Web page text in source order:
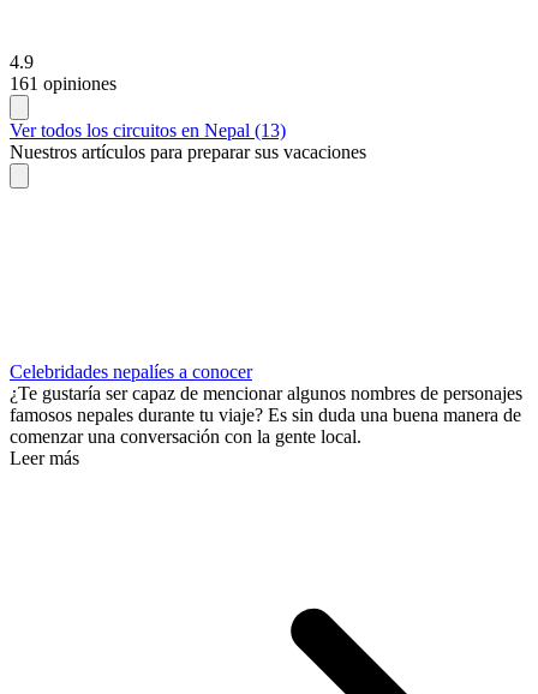
4.9
161 opiniones
Ver todos los circuitos en Nepal (13)
Nuestros artículos para preparar sus vacaciones
Celebridades nepalíes a conocer
¿Te gustaría ser capaz de mencionar algunos nombres de personajes
famosos nepales durante tu viaje? Es sin duda una buena manera de
comenzar una conversación con la gente local.
Leer más